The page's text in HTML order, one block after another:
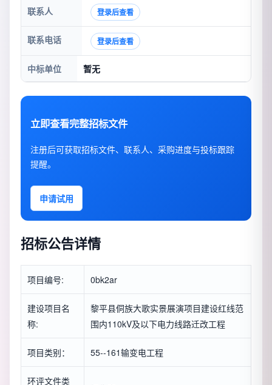
联系人 登录后查看
联系电话 登录后查看
中标单位 暂无
立即查看完整招标文件
注册后可获取招标文件、联系人、采购进度与投标跟踪
提醒。
申请试用
招标公告详情
项目编号: 0bk2ar
建设项目名
称:
黎平县侗族大歌实景展演项目建设红线范
围内110kV及以下电力线路迁改工程
项目类别： 55--161输变电工程
环评文件类